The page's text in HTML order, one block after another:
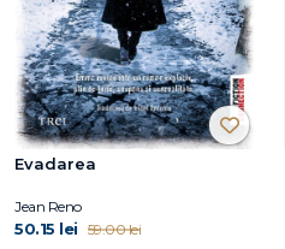
Evadarea
Jean Reno
50.15 lei 59.00 lei